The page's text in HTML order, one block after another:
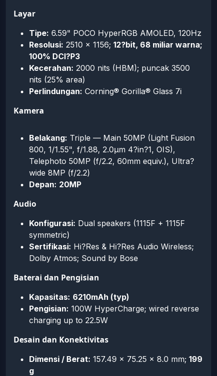
Layar
Tipe: 6.59" POCO HyperRGB AMOLED, 120Hz
Resolusi: 2510 × 1156; 12?bit, 68 miliar warna;
100% DCI?P3
Kecerahan: 2000 nits (HBM); puncak 3500
nits (25% area)
Perlindungan: Corning® Gorilla® Glass 7i
Kamera
Belakang: Triple — Main 50MP (Light Fusion
800, 1/1.55", f/1.88, 2.0μm 4?in?1, OIS),
Telephoto 50MP (f/2.2, 60mm equiv.), Ultra?
wide 8MP (f/2.2)
Depan: 20MP
Audio
Konfigurasi: Dual speakers (1115F + 1115F
symmetric)
Sertifikasi: Hi?Res & Hi?Res Audio Wireless;
Dolby Atmos; Sound by Bose
Baterai dan Pengisian
Kapasitas: 6210mAh (typ)
Pengisian: 100W HyperCharge; wired reverse
charging up to 22.5W
Desain dan Konektivitas
Dimensi / Berat: 157.49 × 75.25 × 8.0 mm; 199
g